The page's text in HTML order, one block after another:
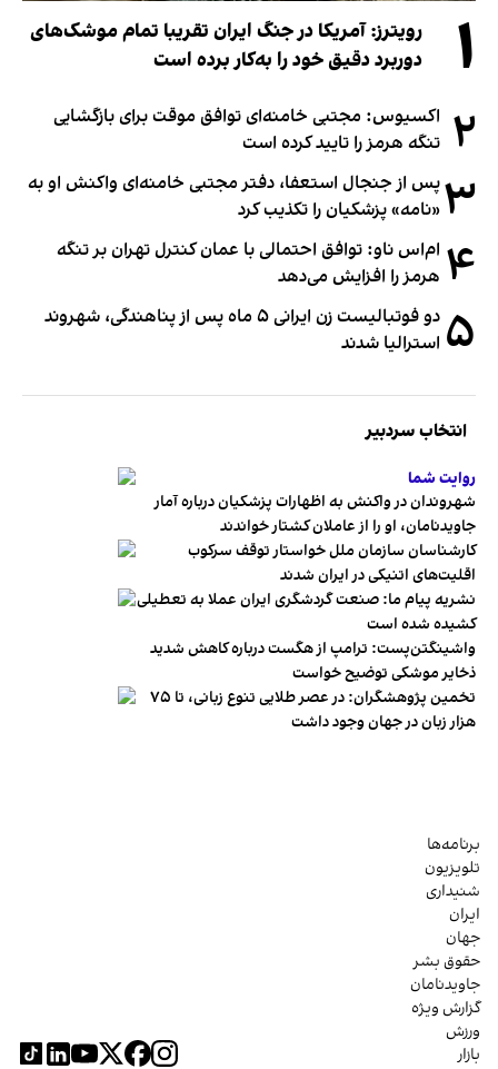
۱
رویترز: آمریکا در جنگ ایران تقریبا تمام موشک‌های
دوربرد دقیق خود را به‌کار برده است
۲ اکسیوس: مجتبی خامنه‌ای توافق موقت برای بازگشایی
تنگه هرمز را تایید کرده است
۳پس از جنجال استعفا، دفتر مجتبی خامنه‌ای واکنش او به
«نامه» پزشکیان را تکذیب کرد
۴ ام‌اس ناو: توافق احتمالی با عمان کنترل تهران بر تنگه
هرمز را افزایش می‌دهد
۵
دو فوتبالیست زن ایرانی ۵ ماه پس از پناهندگی، شهروند
استرالیا شدند
انتخاب سردبیر
روایت شما
شهروندان در واکنش به اظهارات پزشکیان درباره آمار
جاویدنامان، او را از عاملان کشتار خواندند
کارشناسان سازمان ملل خواستار توقف سرکوب
اقلیت‌های اتنیکی در ایران شدند
نشریه پیام ما: صنعت گردشگری ایران عملا به تعطیلی
کشیده شده است
واشینگتن‌پست: ترامپ از هگست درباره کاهش شدید
ذخایر موشکی توضیح خواست
تخمین پژوهشگران: در عصر طلایی تنوع زبانی، تا ۷۵
هزار زبان در جهان وجود داشت
برنامه‌ها
تلویزیون
شنیداری
ایران
جهان
حقوق بشر
جاویدنامان
گزارش ویژه
ورزش
بازار